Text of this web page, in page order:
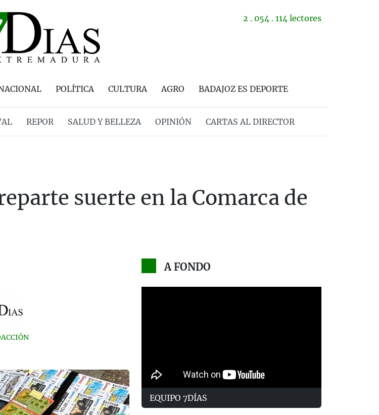
2 . 054 . 114 lectores
POLÍTICA CULTURA AGRO BADAJOZ ES DEPORTE
REPOR SALUD Y BELLEZA OPINIÓN CARTAS AL DIRECTOR
suerte en la Comarca de
A FONDO
EQUIPO 7DÍAS